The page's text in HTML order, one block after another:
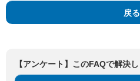
戻る
【アンケート】このFAQで解決